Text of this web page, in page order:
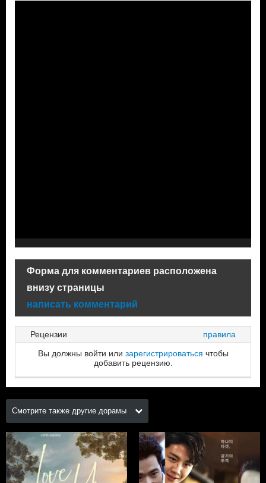
Форма для комментариев расположена
внизу страницы
написать комментарий
Рецензии
правила
Вы должны войти или зарегистрироваться чтобы
добавить рецензию.
Смотрите также другие дорамы